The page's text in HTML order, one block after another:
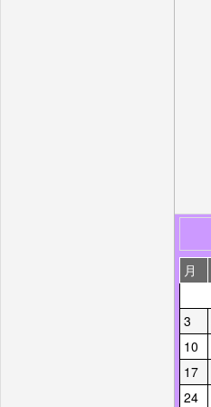
月
3
10
17
24